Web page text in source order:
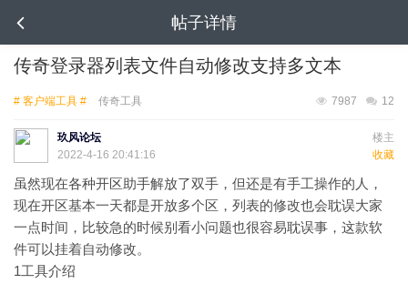
帖子详情
传奇登录器列表文件自动修改支持多文本
# 客户端工具 # 传奇工具 12
7987
楼主
玖风论坛
收藏
2022-4-16 20:41:16
虽然现在各种开区助手解放了双手，但还是有手工操作的人，
现在开区基本一天都是开放多个区，列表的修改也会耽误大家
一点时间，比较急的时候别看小问题也很容易耽误事，这款软
件可以挂着自动修改。
1工具介绍